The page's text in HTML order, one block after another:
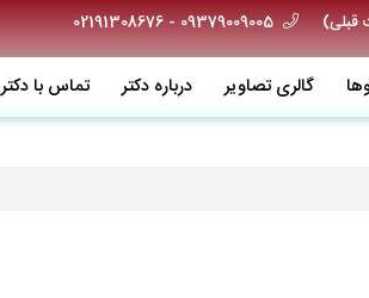
09379009005 - 02191308676
گالری تصاویر درباره دکتر تماس با دکتر